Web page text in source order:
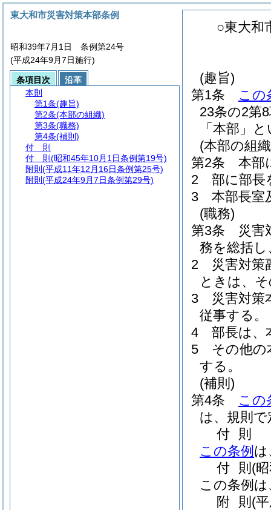
○東大和
(趣旨)
第1条
この
23条の2第
「本部」
(本部の組
第2条
本部
2
部に部長
3
本部長室
(職務)
第3条
災害
務を総括
2
災害対策
ときは、
3
災害対策
従事する。
4
部長は、
5
その他の
する。
(補則)
第4条
この
は、規則
付 則
この条例 は
付 則 (
この条例
附 則 (
東大和市災害対策本部条例
昭和39年7月1日 条例第24号
(平成24年9月7日施行)
条項目次
沿革
本則
第1条(趣旨)
第2条(本部の組織)
第3条(職務)
第4条(補則)
付 則
付 則 (昭和45年10月1日条例第19号)
附則 (平成11年12月16日条例第25号)
附則 (平成24年9月7日条例第29号)